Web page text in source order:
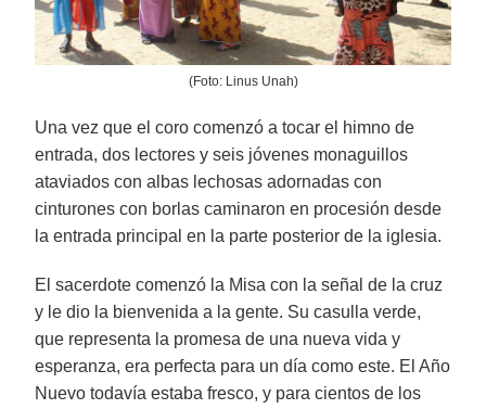
(Foto: Linus Unah)
Una vez que el coro comenzó a tocar el himno de
entrada, dos lectores y seis jóvenes monaguillos
ataviados con albas lechosas adornadas con
cinturones con borlas caminaron en procesión desde
la entrada principal en la parte posterior de la iglesia.
El sacerdote comenzó la Misa con la señal de la cruz
y le dio la bienvenida a la gente. Su casulla verde,
que representa la promesa de una nueva vida y
esperanza, era perfecta para un día como este. El Año
Nuevo todavía estaba fresco, y para cientos de los